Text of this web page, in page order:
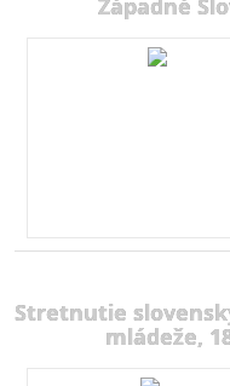
Západné
Stretnutie
mládeže,